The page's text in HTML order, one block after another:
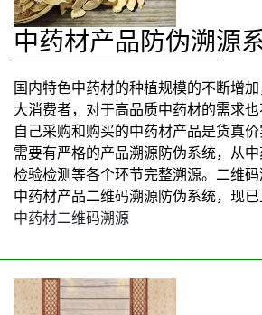
中药材产品防伪溯源
国内特色中药材的种植规模的不断增
大消费者，对于高品质中药材的需求
自己采购和购买的中药材产品是货真
需要有严格的产品溯源防伪系统，从中
检验检测等各个环节完整溯源。二维
中药材产品二维码溯源防伪系统，现已
中药材二维码溯源